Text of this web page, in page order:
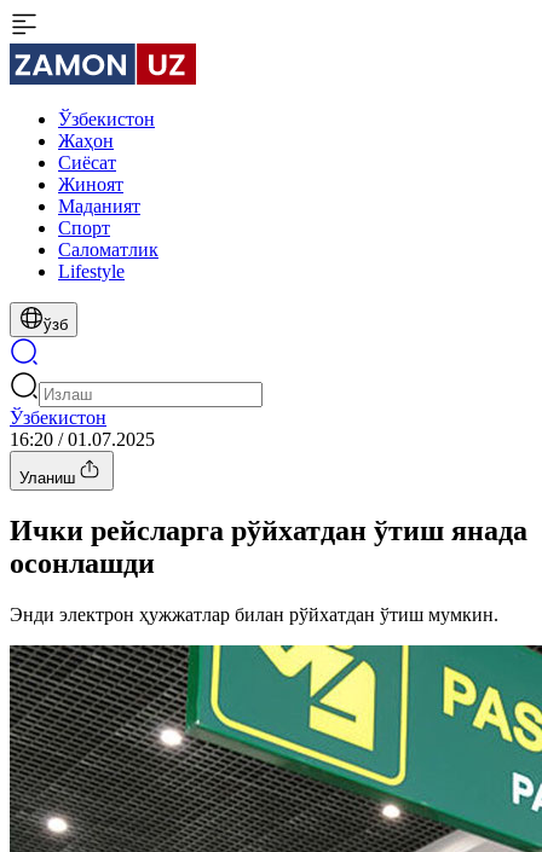
Ўзбекистон
Жаҳон
Сиёсат
Жиноят
Маданият
Спорт
Cаломатлик
Lifestyle
ўзб
Ўзбекистон
16:20 / 01.07.2025
Уланиш
Ички рейсларга рўйхатдан ўтиш янада
осонлашди
Энди электрон ҳужжатлар билан рўйхатдан ўтиш мумкин.